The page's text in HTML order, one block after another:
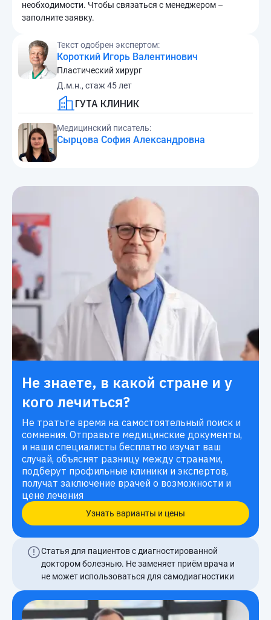
необходимости. Чтобы связаться с менеджером –
заполните заявку.
Текст одобрен экспертом:
Короткий Игорь Валентинович
Пластический хирург
Д.м.н., стаж 45 лет
ГУТА КЛИНИК
Медицинский писатель:
Сырцова София Александровна
Не знаете, в какой стране и у
кого лечиться?
Не тратьте время на самостоятельный поиск и
сомнения. Отправьте медицинские документы,
и наши специалисты бесплатно изучат ваш
случай, объяснят разницу между странами,
подберут профильные клиники и экспертов,
получат заключение врачей о возможности и
цене лечения
Узнать варианты и цены
Статья для пациентов с диагностированной
доктором болезнью. Не заменяет приём врача и
не может использоваться для самодиагностики